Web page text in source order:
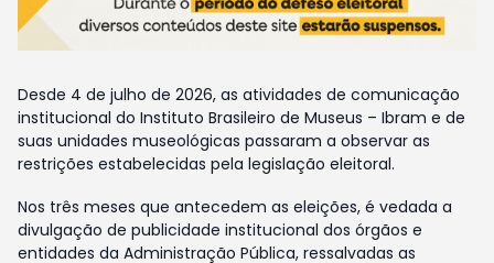
Desde 4 de julho de 2026, as atividades de comunicação
institucional do Instituto Brasileiro de Museus – Ibram e de
suas unidades museológicas passaram a observar as
restrições estabelecidas pela legislação eleitoral.
Nos três meses que antecedem as eleições, é vedada a
divulgação de publicidade institucional dos órgãos e
entidades da Administração Pública, ressalvadas as